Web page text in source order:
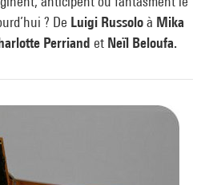
? De Luigi Russoloà Mika
Perriand et Neïl Beloufa.